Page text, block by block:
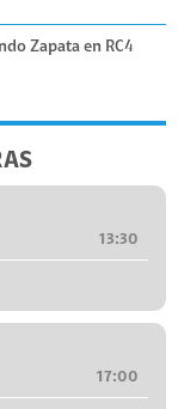
Zapata en RC4
13:30
17:00